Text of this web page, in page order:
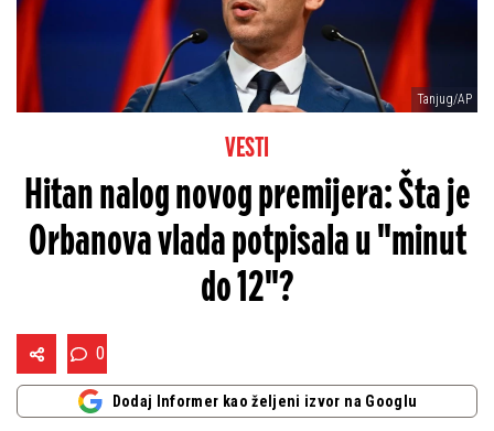
Tanjug/AP
VESTI
Hitan nalog novog premijera: Šta je
Orbanova vlada potpisala u "minut
do 12"?
0
Dodaj Informer kao željeni izvor na Googlu